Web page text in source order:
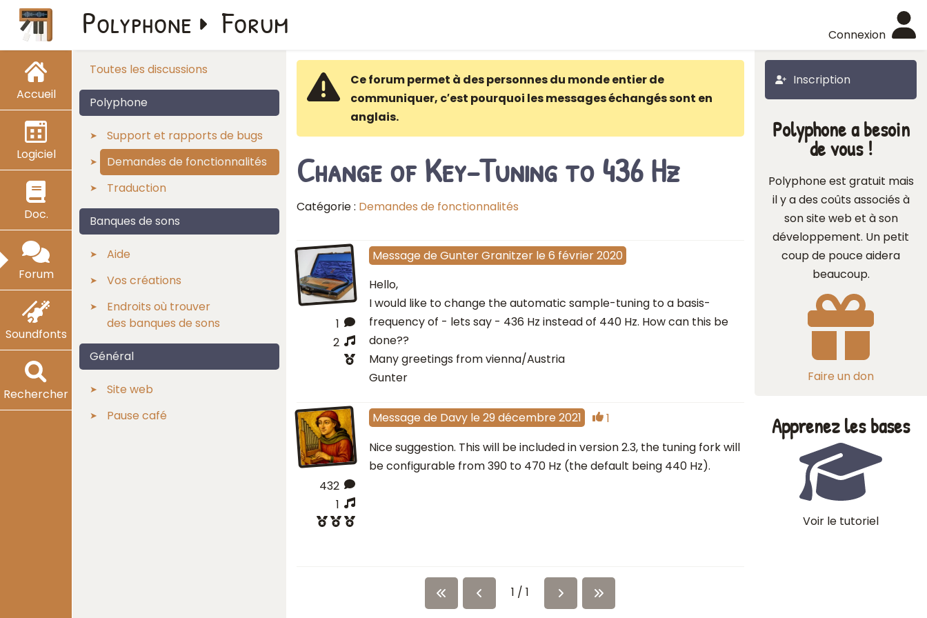
Accueil
Logiciel
Doc.
Forum
Soundfonts
Rechercher
Connexion
Polyphone Forum
Toutes les discussions
Polyphone
Support et rapports de bugs
Demandes de fonctionnalités
Traduction
Banques de sons
Aide
Vos créations
Endroits où trouver
des banques de sons
Général
Site web
Pause café
Inscription
Ce forum permet à des personnes du monde entier de
communiquer, c′est pourquoi les messages échangés sont en
anglais.
Change of Key-Tuning to 436 Hz
Catégorie : Demandes de fonctionnalités
1
2
Message de Gunter Granitzer le 6 février 2020
Hello,
I would like to change the automatic sample-tuning to a basis-
frequency of - lets say - 436 Hz instead of 440 Hz. How can this be
done??
Many greetings from vienna/Austria
Gunter
432
1
Message de Davy le 29 décembre 2021
1
Nice suggestion. This will be included in version 2.3, the tuning fork will
be configurable from 390 to 470 Hz (the default being 440 Hz).
1 / 1
Polyphone a besoin
de vous !
Polyphone est gratuit mais
il y a des coûts associés à
son site web et à son
développement. Un petit
coup de pouce aidera
beaucoup.
Faire un don
Apprenez les bases
Voir le tutoriel